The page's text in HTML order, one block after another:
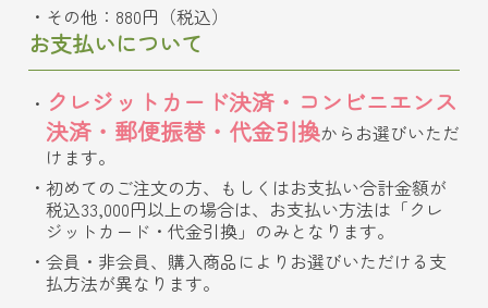
その他：880円（税込）
お支払いについて
クレジットカード決済・コンビニエンス
決済・郵便振替・代金引換からお選びいただ
けます。
初めてのご注文の方、もしくはお支払い合計金額が
税込33,000円以上の場合は、お支払い方法は「クレ
ジットカード・代金引換」のみとなります。
会員・非会員、購入商品によりお選びいただける支
払方法が異なります。